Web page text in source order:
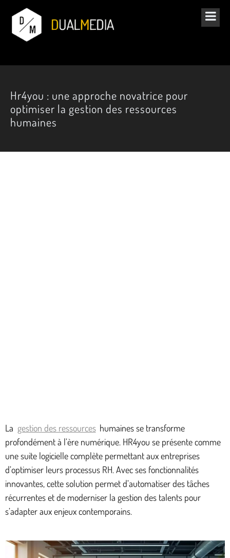
Hr4you : une approche novatrice pour
optimiser la gestion des ressources
humaines
La gestion des ressources humaines se transforme
profondément à l’ère numérique. HR4you se présente comme
une suite logicielle complète permettant aux entreprises
d’optimiser leurs processus RH. Avec ses fonctionnalités
innovantes, cette solution permet d’automatiser des tâches
récurrentes et de moderniser la gestion des talents pour
s’adapter aux enjeux contemporains.